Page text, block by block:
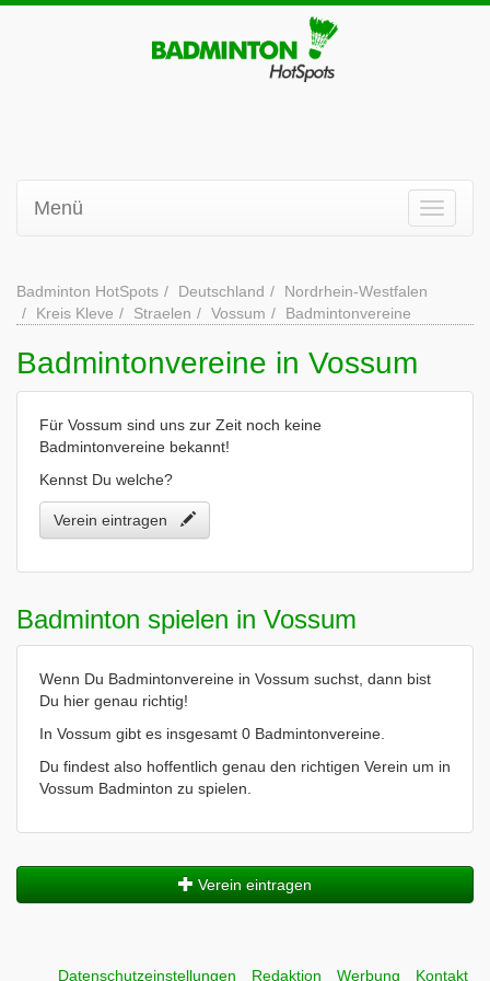
Menü
Badminton HotSpots Deutschland
Nordrhein-Westfalen
Kreis Kleve
Straelen Vossum Badmintonvereine
Badmintonvereine in Vossum
Für Vossum sind uns zur Zeit noch keine
Badmintonvereine bekannt!
Kennst Du welche?
Verein eintragen
Badminton spielen in Vossum
Wenn Du Badmintonvereine in Vossum suchst, dann bist
Du hier genau richtig!
In Vossum gibt es insgesamt 0 Badmintonvereine.
Du findest also hoffentlich genau den richtigen Verein um in
Vossum Badminton zu spielen.
Verein eintragen
Datenschutzeinstellungen Redaktion Werbung Kontakt